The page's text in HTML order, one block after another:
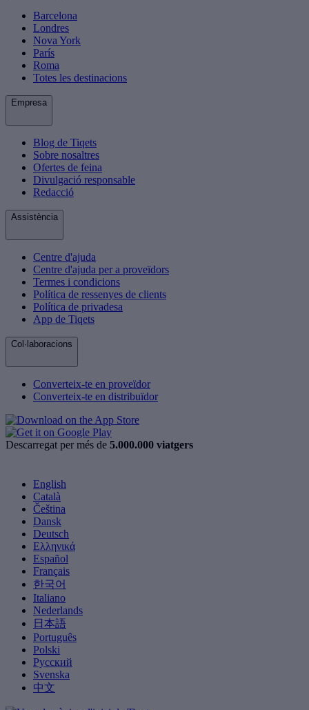
Barcelona
Londres
Nova York
París
Roma
Totes les destinacions
Empresa
Blog de Tiqets
Sobre nosaltres
Ofertes de feina
Divulgació responsable
Redacció
Assistència
Centre d'ajuda
Centre d'ajuda per a proveïdors
Termes i condicions
Política de ressenyes de clients
Política de privadesa
App de Tiqets
Col·laboracions
Converteix-te en proveïdor
Converteix-te en distribuïdor
Descarregat per més de 5.000.000 viatgers
English
Català
Čeština
Dansk
Deutsch
Ελληνικά
Español
Français
한국어
Italiano
Nederlands
日本語
Português
Polski
Русский
Svenska
中文